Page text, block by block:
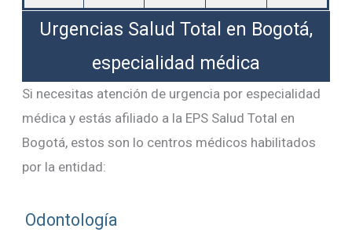
Urgencias Salud Total en Bogotá,
especialidad médica
Si necesitas atención de urgencia por especialidad
médica y estás afiliado a la EPS Salud Total en
Bogotá, estos son lo centros médicos habilitados
por la entidad:
Odontología